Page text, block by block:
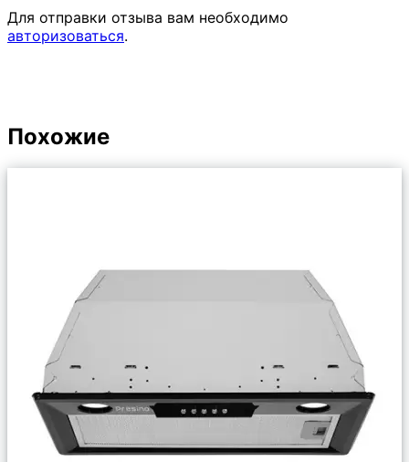
Для отправки отзыва вам необходимо
авторизоваться.
Похожие